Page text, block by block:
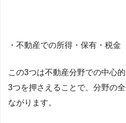
・不動産での所得・保有・税金
この3つは不動産分野での中心
3つを押さえることで、分野の
ながります。